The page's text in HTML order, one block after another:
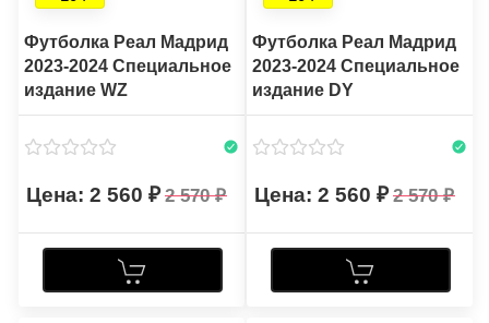
Футболка Реал Мадрид
2023-2024 Специальное
издание WZ
2 560 2 570
Футболка Реал Мадрид
2023-2024 Специальное
издание DY
2 560 2 570